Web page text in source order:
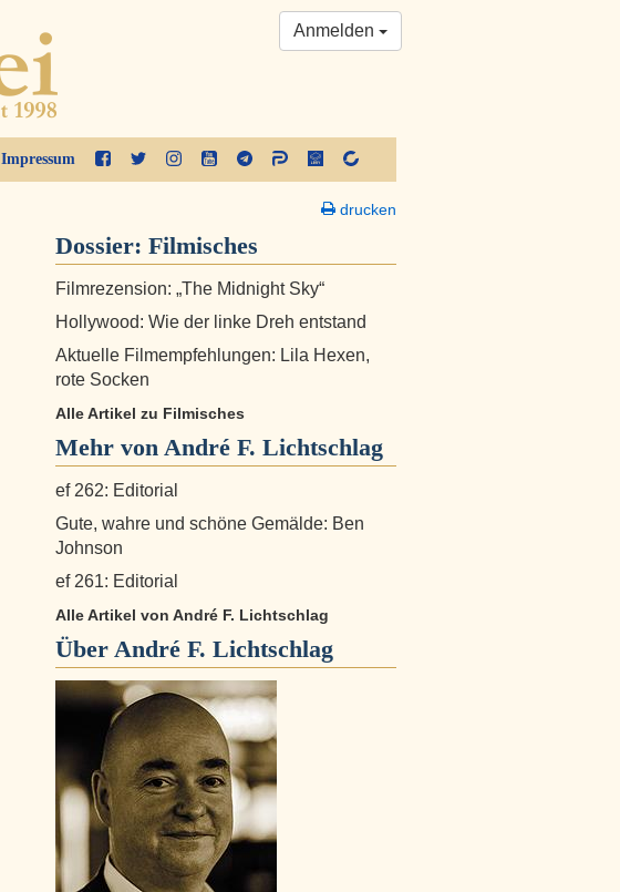
Impressum
Anmelden
drucken
Dossier: Filmisches
Filmrezension: „The Midnight Sky“
Hollywood: Wie der linke Dreh entstand
Aktuelle Filmempfehlungen: Lila Hexen,
rote Socken
Alle Artikel zu Filmisches
Mehr von André F. Lichtschlag
ef 262: Editorial
Gute, wahre und schöne Gemälde: Ben
Johnson
ef 261: Editorial
Alle Artikel von André F. Lichtschlag
Über André F. Lichtschlag